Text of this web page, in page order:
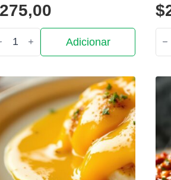
275,00
Adicionar
$
de